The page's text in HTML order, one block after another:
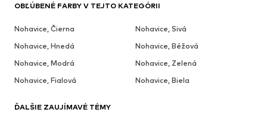
OBĽÚBENÉ FARBY V TEJTO KATEGÓRII
Nohavice, Čierna
Nohavice, Sivá
Nohavice, Hnedá
Nohavice, Béžová
Nohavice, Modrá
Nohavice, Zelená
Nohavice, Fialová
Nohavice, Biela
ĎALŠIE ZAUJÍMAVÉ TÉMY